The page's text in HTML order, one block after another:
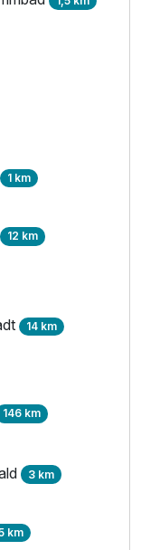
1 km
12 km
14 km
146 km
3 km
km